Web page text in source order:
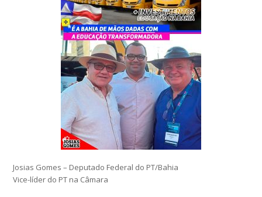
Josias Gomes – Deputado Federal do PT/Bahia
Vice-líder do PT na Câmara